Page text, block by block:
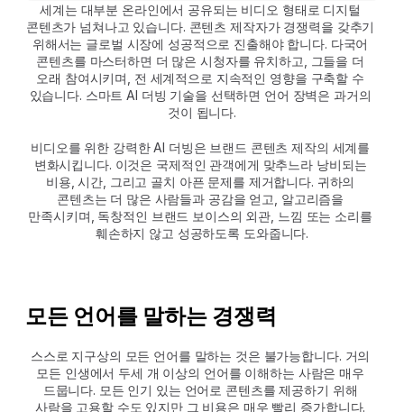
세계는 대부분 온라인에서 공유되는 비디오 형태로 디지털
콘텐츠가 넘쳐나고 있습니다. 콘텐츠 제작자가 경쟁력을 갖추기
위해서는 글로벌 시장에 성공적으로 진출해야 합니다. 다국어
콘텐츠를 마스터하면 더 많은 시청자를 유치하고, 그들을 더
오래 참여시키며, 전 세계적으로 지속적인 영향을 구축할 수
있습니다. 스마트 AI 더빙 기술을 선택하면 언어 장벽은 과거의
것이 됩니다.
비디오를 위한 강력한 AI 더빙은 브랜드 콘텐츠 제작의 세계를
변화시킵니다. 이것은 국제적인 관객에게 맞추느라 낭비되는
비용, 시간, 그리고 골치 아픈 문제를 제거합니다. 귀하의
콘텐츠는 더 많은 사람들과 공감을 얻고, 알고리즘을
만족시키며, 독창적인 브랜드 보이스의 외관, 느낌 또는 소리를
훼손하지 않고 성공하도록 도와줍니다.
모든 언어를 말하는 경쟁력
스스로 지구상의 모든 언어를 말하는 것은 불가능합니다. 거의
모든 인생에서 두세 개 이상의 언어를 이해하는 사람은 매우
드뭅니다. 모든 인기 있는 언어로 콘텐츠를 제공하기 위해
사람을 고용할 수도 있지만 그 비용은 매우 빨리 증가합니다.